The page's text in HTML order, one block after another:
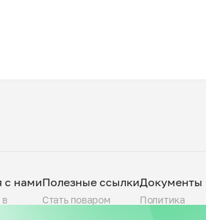
с намиПолезные ссылки
Стать поваром
Документы
Политика